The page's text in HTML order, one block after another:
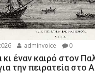
adminvoice 0
έναν καιρό στον
την πειρατεία στο